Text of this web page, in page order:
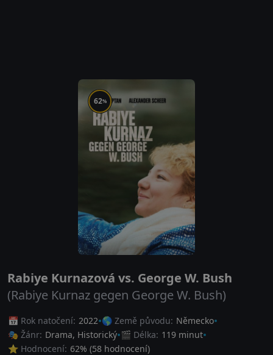
62%
Rabiye Kurnazová vs. George W. Bush
(Rabiye Kurnaz gegen George W. Bush)
📅 Rok natočení: 2022 🌎 Země původu: Německo
🎭 Žánr: Drama, Historický 🎬 Délka: 119 minut
⭐ Hodnocení: 62% (58 hodnocení)